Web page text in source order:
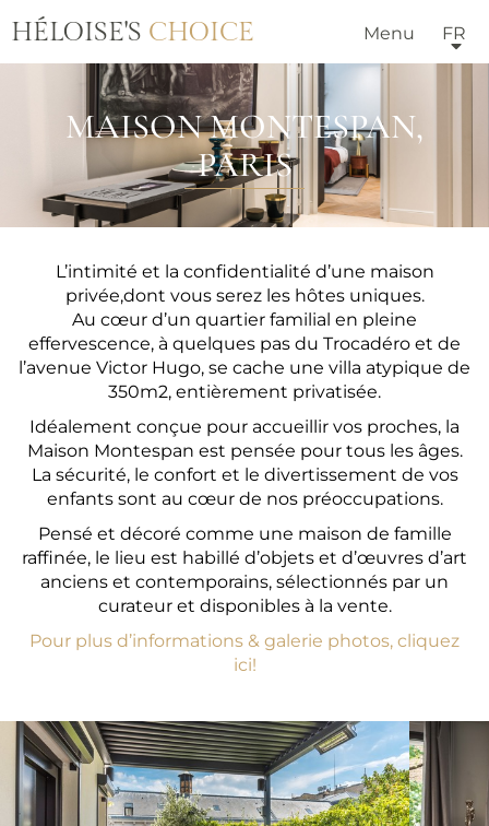
HÉLOISE'S CHOICE Menu FR
MAISON MONTESPAN,
PARIS
L’intimité et la confidentialité d’une maison
privée,dont vous serez les hôtes uniques.
Au cœur d’un quartier familial en pleine
effervescence, à quelques pas du Trocadéro et de
l’avenue Victor Hugo, se cache une villa atypique de
350m2, entièrement privatisée.
Idéalement conçue pour accueillir vos proches, la
Maison Montespan est pensée pour tous les âges.
La sécurité, le confort et le divertissement de vos
enfants sont au cœur de nos préoccupations.
Pensé et décoré comme une maison de famille
raffinée, le lieu est habillé d’objets et d’œuvres d’art
anciens et contemporains, sélectionnés par un
curateur et disponibles à la vente.
Pour plus d’informations & galerie photos, cliquez
ici!